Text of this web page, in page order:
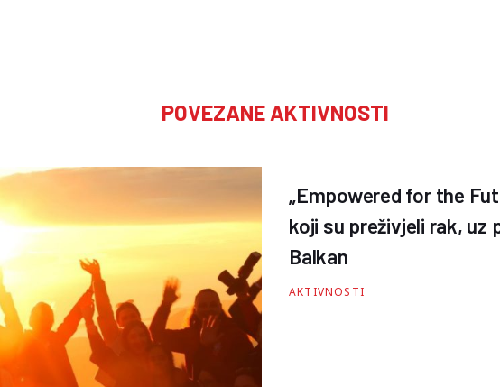
POVEZANE AKTIVNOSTI
„Empowered for the
koji su preživjeli rak, uz
Balkan
AKTIVNOSTI